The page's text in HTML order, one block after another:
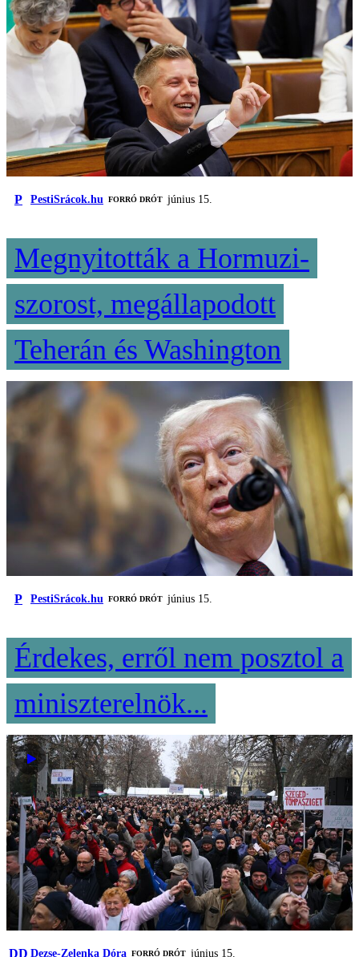
P PestiSrácok.hu FORRÓ DRÓT június 15.
Megnyitották a Hormuzi-
szorost, megállapodott
Teherán és Washington
P PestiSrácok.hu FORRÓ DRÓT június 15.
Érdekes, erről nem posztol a
miniszterelnök...
DD Dezse-Zelenka Dóra FORRÓ DRÓT június 15.